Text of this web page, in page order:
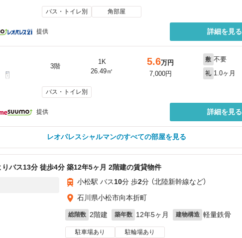
バス・トイレ別 角部屋
提供 詳細を見る
3階
1K
26.49㎡
5.6万円
7,000円
敷 不要
礼 1.0ヶ月
バス・トイレ別
提供 詳細を見る
レオパレスシャルマンのすべての部屋を見る
りバス13分 徒歩4分 築12年5ヶ月 2階建の賃貸物件
小松駅 バス10分 歩2分 （北陸新幹線など）
石川県小松市向本折町
総階数 2階建 築年数 12年5ヶ月 建物構造 軽量鉄骨
駐車場あり 駐輪場あり